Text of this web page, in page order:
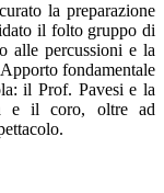
la preparazione
il folto gruppo di
alle percussioni e la
fondamentale
il Prof. Pavesi e la
e il coro, oltre ad